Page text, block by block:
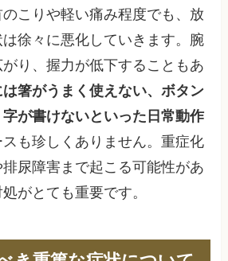
こりや軽い痛み程度でも、放
徐々に悪化していきます。腕
り、握力が低下することもあ
箸がうまく使えない、ボタン
が書けないといった日常動作
スも珍しくありません。重症化
尿障害まで起こる可能性があ
がとても重要です。